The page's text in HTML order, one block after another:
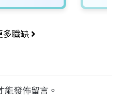
多職缺
能發佈留言。